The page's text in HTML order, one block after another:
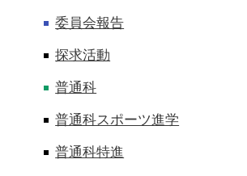
委員会報告
探求活動
普通科
普通科スポーツ進学
普通科特進